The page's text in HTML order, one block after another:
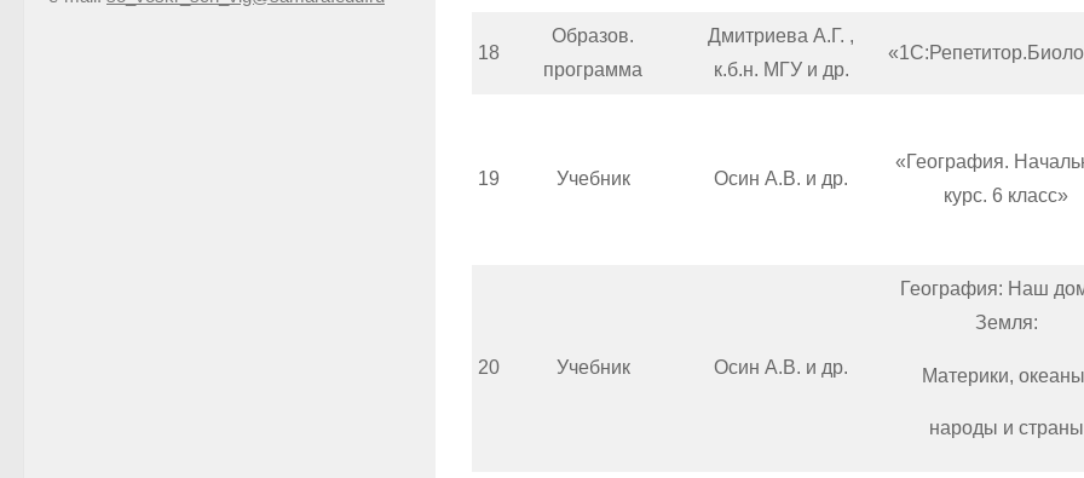
18
Образов.
программа
Дмитриева А.Г. ,
к.б.н. МГУ и др.
19 Учебник Осин А.В. и др.
«География.
курс. 6 класс»
20 Учебник Осин А.В. и др.
География: Наш
Земля:
Материки,
народы и страны